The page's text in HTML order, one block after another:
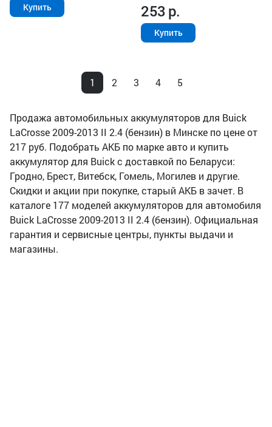
Купить 253р.
Купить
1 2 3 4 5
Продажа автомобильных аккумуляторов для Buick
LaCrosse 2009-2013 II 2.4 (бензин) в Минске по цене от
217 руб. Подобрать АКБ по марке авто и купить
аккумулятор для Buick с доставкой по Беларуси:
Гродно, Брест, Витебск, Гомель, Могилев и другие.
Скидки и акции при покупке, старый АКБ в зачет. В
каталоге 177 моделей аккумуляторов для автомобиля
Buick LaCrosse 2009-2013 II 2.4 (бензин). Официальная
гарантия и сервисные центры, пункты выдачи и
магазины.